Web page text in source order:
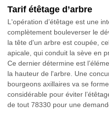
Tarif étêtage d’arbre
L'opération d’étêtage est une
complètement bouleverser le
la tête d'un arbre est coupée,
apicale, qui conduit la sève en
Ce dernier détermine est
la hauteur de l'arbre. Une
bourgeons axillaires va se
considérable pour éviter
de tout 78330 pour une